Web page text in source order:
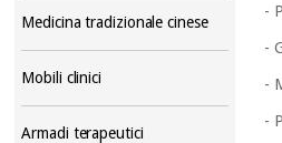
Medicina tradizionale cinese
Mobili clinici
Armadi terapeutici
-
-
-
-